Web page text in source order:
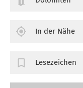
In der Nähe
Lesezeichen